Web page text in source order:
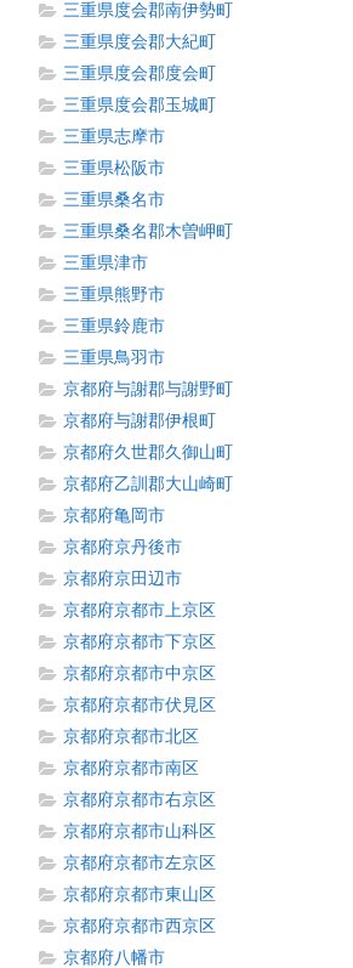
三重県度会郡南伊勢町
三重県度会郡大紀町
三重県度会郡度会町
三重県度会郡玉城町
三重県志摩市
三重県松阪市
三重県桑名市
三重県桑名郡木曽岬町
三重県津市
三重県熊野市
三重県鈴鹿市
三重県鳥羽市
京都府与謝郡与謝野町
京都府与謝郡伊根町
京都府久世郡久御山町
京都府乙訓郡大山崎町
京都府亀岡市
京都府京丹後市
京都府京田辺市
京都府京都市上京区
京都府京都市下京区
京都府京都市中京区
京都府京都市伏見区
京都府京都市北区
京都府京都市南区
京都府京都市右京区
京都府京都市山科区
京都府京都市左京区
京都府京都市東山区
京都府京都市西京区
京都府八幡市